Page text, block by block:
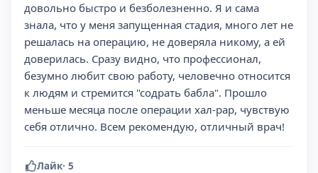
довольно быстро и безболезненно. Я и сама
знала, что у меня запущенная стадия, много лет не
решалась на операцию, не доверяла никому, а ей
доверилась. Сразу видно, что профессионал,
безумно любит свою работу, человечно относится
к людям и стремится "содрать бабла". Прошло
меньше месяца после операции хал-рар, чувствую
себя отлично. Всем рекомендую, отличный врач!
Лайк· 5